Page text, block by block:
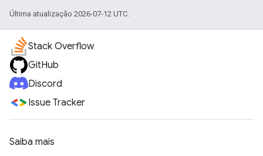
Última atualização 2026-07-12 UTC.
Stack Overflow
GitHub
Discord
Issue Tracker
Saiba mais